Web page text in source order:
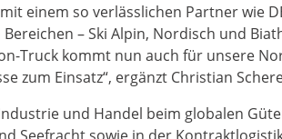
einem so verlässlichen Partner wie
– Ski Alpin, Nordisch und
Truck kommt nun auch für unsere
zum Einsatz“, ergänzt Christian
und Handel beim globalen